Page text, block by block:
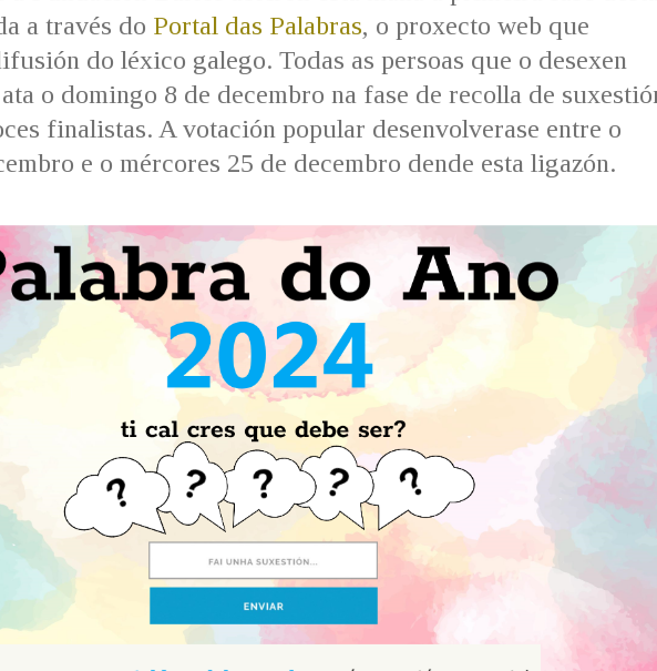
a través do Portal das Palabras, o proxecto web que
do léxico galego. Todas as persoas que o desexen
o domingo 8 de decembro na fase de recolla de
finalistas. A votación popular desenvolverase entre o
e o mércores 25 de decembro dende esta ligazón.